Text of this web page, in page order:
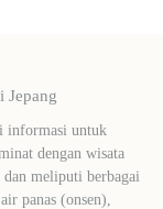
Jepang
informasi untuk
dengan wisata
dan meliputi berbagai
panas (onsen),